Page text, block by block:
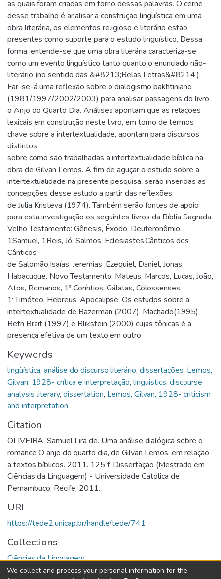
as quais foram criadas em torno dessas palavras. O cerne
desse trabalho é analisar a construção linguística em uma
obra literária, os elementos religioso e literário estão
presentes como suporte para o estudo linguístico. Dessa
forma, entende-se que uma obra literária caracteriza-se
como um evento linguístico tanto quanto o enunciado não-
literário (no sentido das &#8213;Belas Letras&#8214;).
Far-se-á uma reflexão sobre o dialogismo bakhtiniano
(1981/1997/2002/2003) para analisar passagens do livro
o Anjo do Quarto Dia. Análises apontam que as relações
lexicais em construção neste livro, em torno de termos
chave sobre a intertextualidade, apontam para discursos
distintos
sobre como são trabalhadas a intertextualidade bíblica na
obra de Gilvan Lemos. A fim de aguçar o estudo sobre a
intertextualidade na presente pesquisa, serão inseridas as
concepções desse estudo a partir das reflexões
de Julia Kristeva (1974). Também serão fontes de apoio
para esta investigação os seguintes livros da Bíblia Sagrada,
Velho Testamento: Gênesis, Êxodo, Deuteronômio,
1Samuel, 1Reis, Jó, Salmos, Eclesiastes,Cânticos dos
Cânticos
de Salomão,Isaías, Jeremias ,Ezequiel, Daniel, Jonas,
Habacuque. Novo Testamento: Mateus, Marcos, Lucas, João,
Atos, Romanos, 1ª Coríntios, Gálatas, Colossenses,
1ªTimóteo, Hebreus, Apocalipse. Os estudos sobre a
intertextualidade de Bazerman (2007), Machado(1995),
Beth Brait (1997) e Blikstein (2000) cujas tônicas é a
presença efetiva de um texto em outro
Keywords
lingüística, análise do discurso literário, dissertações, Lemos,
Gilvan, 1928- crítica e interpretação, linguistics, discourse
analysis literary, dissertation, Lemos, Gilvan, 1928- criticism
and interpretation
Citation
OLIVEIRA, Samuel Lira de. Uma análise dialógica sobre o
romance O anjo do quarto dia, de Gilvan Lemos, em relação
a textos bíblicos. 2011. 125 f. Dissertação (Mestrado em
Ciências da Linguagem) - Universidade Católica de
Pernambuco, Recife, 2011.
URI
https://tede2.unicap.br/handle/tede/741
Collections
Ciências da Linguagem
We collect and process your personal information for the